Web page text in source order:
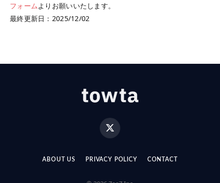
フォームよりお願いいたします。
最終更新日：2025/12/02
X
(Twitter)
ABOUT US PRIVACY POLICY CONTACT